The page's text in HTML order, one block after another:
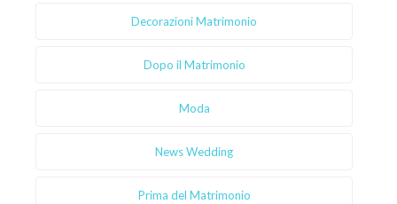
Decorazioni Matrimonio
Dopo il Matrimonio
Moda
News Wedding
Prima del Matrimonio